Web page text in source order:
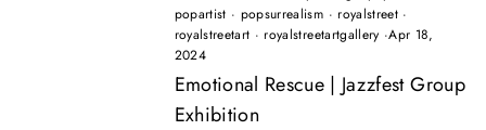
popartist · popsurrealism · royalstreet·
royalstreetart · royalstreetartgallery ·Apr 18,
2024
Emotional Rescue | Jazzfest Group
Exhibition